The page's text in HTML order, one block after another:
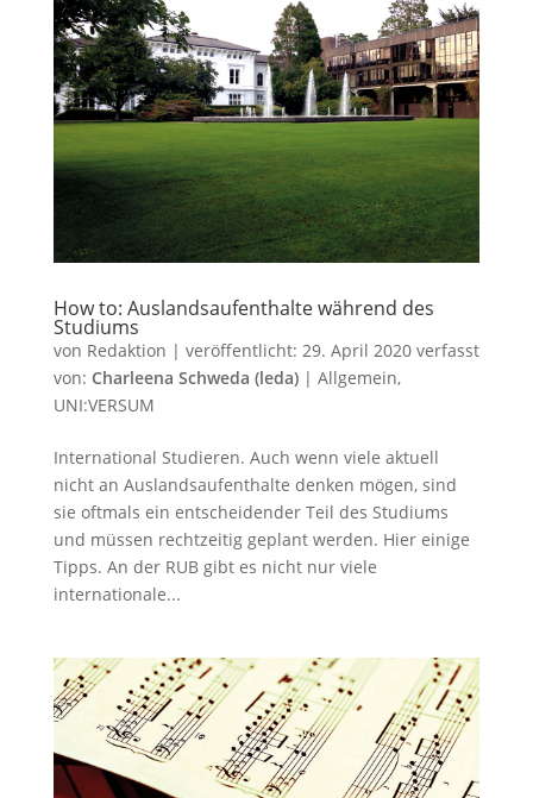
How to: Auslandsaufenthalte während des
Studiums
von Redaktion | veröffentlicht: 29. April 2020verfasst
von: Charleena Schweda (leda)| Allgemein,
UNI:VERSUM
International Studieren. Auch wenn viele aktuell
nicht an Auslandsaufenthalte denken mögen, sind
sie oftmals ein entscheidender Teil des Studiums
und müssen rechtzeitig geplant werden. Hier einige
Tipps. An der RUB gibt es nicht nur viele
internationale...